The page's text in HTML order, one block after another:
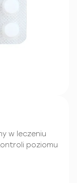
w leczeniu
poziomu